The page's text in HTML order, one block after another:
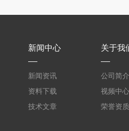
新闻中心
新闻资讯
资料下载
技术文章
关于我
公司简介
视频中心
荣誉资质